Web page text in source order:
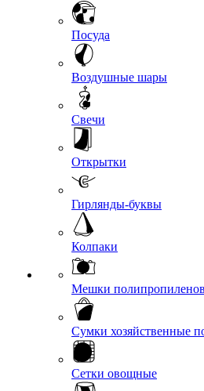
Посуда
Воздушные шары
Свечи
Открытки
Гирлянды-буквы
Колпаки
Мешки
Сумки хозяйственные
Сетки овощные